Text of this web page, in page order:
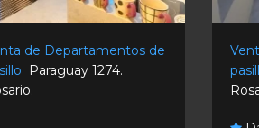
de Departamentos de
Paraguay 1274.